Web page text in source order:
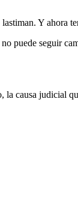
Y ahora
puede seguir
causa judicial